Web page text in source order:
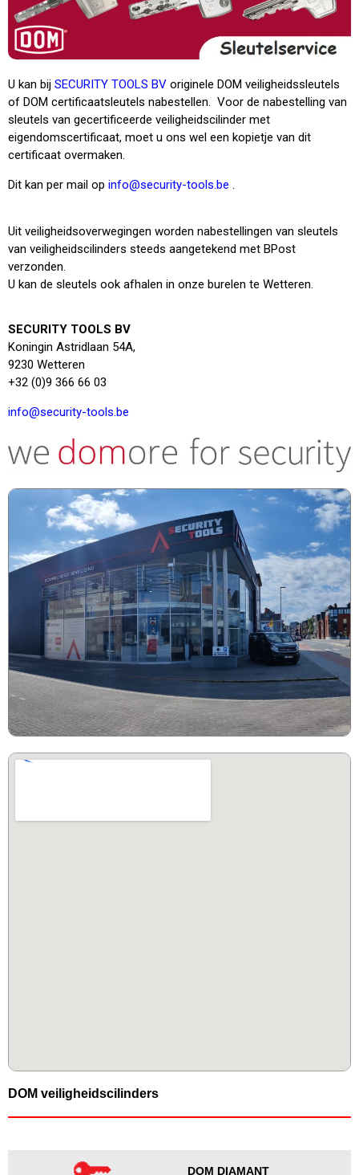
U kan bij SECURITY TOOLS BV originele DOM veiligheidssleutels
of DOM certificaatsleutels nabestellen. Voor de nabestelling van
sleutels van gecertificeerde veiligheidscilinder met
eigendomscertificaat, moet u ons wel een kopietje van dit
certificaat overmaken.
Dit kan per mail op info@security-tools.be
Uit veiligheidsoverwegingen worden nabestellingen van sleutels
van veiligheidscilinders steeds aangetekend met BPost
verzonden.
U kan de sleutels ook afhalen in onze burelen te Wetteren.
SECURITY TOOLS BV
Koningin Astridlaan 54A,
9230 Wetteren
+32 (0)9 366 66 03
info@security-tools.be
DOM veiligheidscilinders
DOM DIAMANT